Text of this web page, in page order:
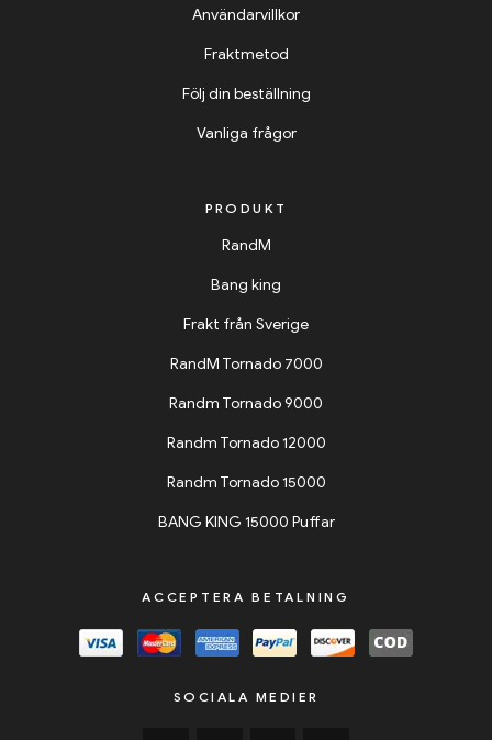
Användarvillkor
Fraktmetod
Följ din beställning
Vanliga frågor
PRODUKT
RandM
Bang king
Frakt från Sverige
RandM Tornado 7000
Randm Tornado 9000
Randm Tornado 12000
Randm Tornado 15000
BANG KING 15000 Puffar
ACCEPTERA BETALNING
SOCIALA MEDIER